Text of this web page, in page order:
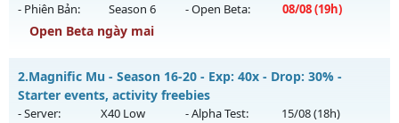
- Phiên Bản:
Season 6 - Open Beta: 08/08(19h)
Open Beta ngày mai
Mu Hoàng Kim Classic - Free Mốc Nạp - Vào Vụt Luôn AE
Mu mới ra tháng 08 2026 - Mở máy chủ
ngày 08/08/2626
2.Magnific Mu - Season 16-20 - Exp: 40x - Drop: 30% -
Starter events, activity freebies
- Server: X40 Low - Alpha Test: 15/08(18h)